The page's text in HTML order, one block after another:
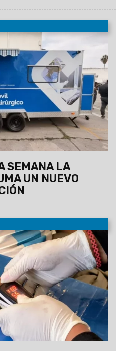
SEMANA LA
UN NUEVO
con dos camillas, será
10 al viernes 14 de agosto
atenderá de 8.30 a 13 hs.
vía Whatsapp
y 3874861402
de agosto de 9 a 12 en el
Habrá servicios médicos,
y otros. La atención
destinada a vecinos de la
asesoramiento en salud.